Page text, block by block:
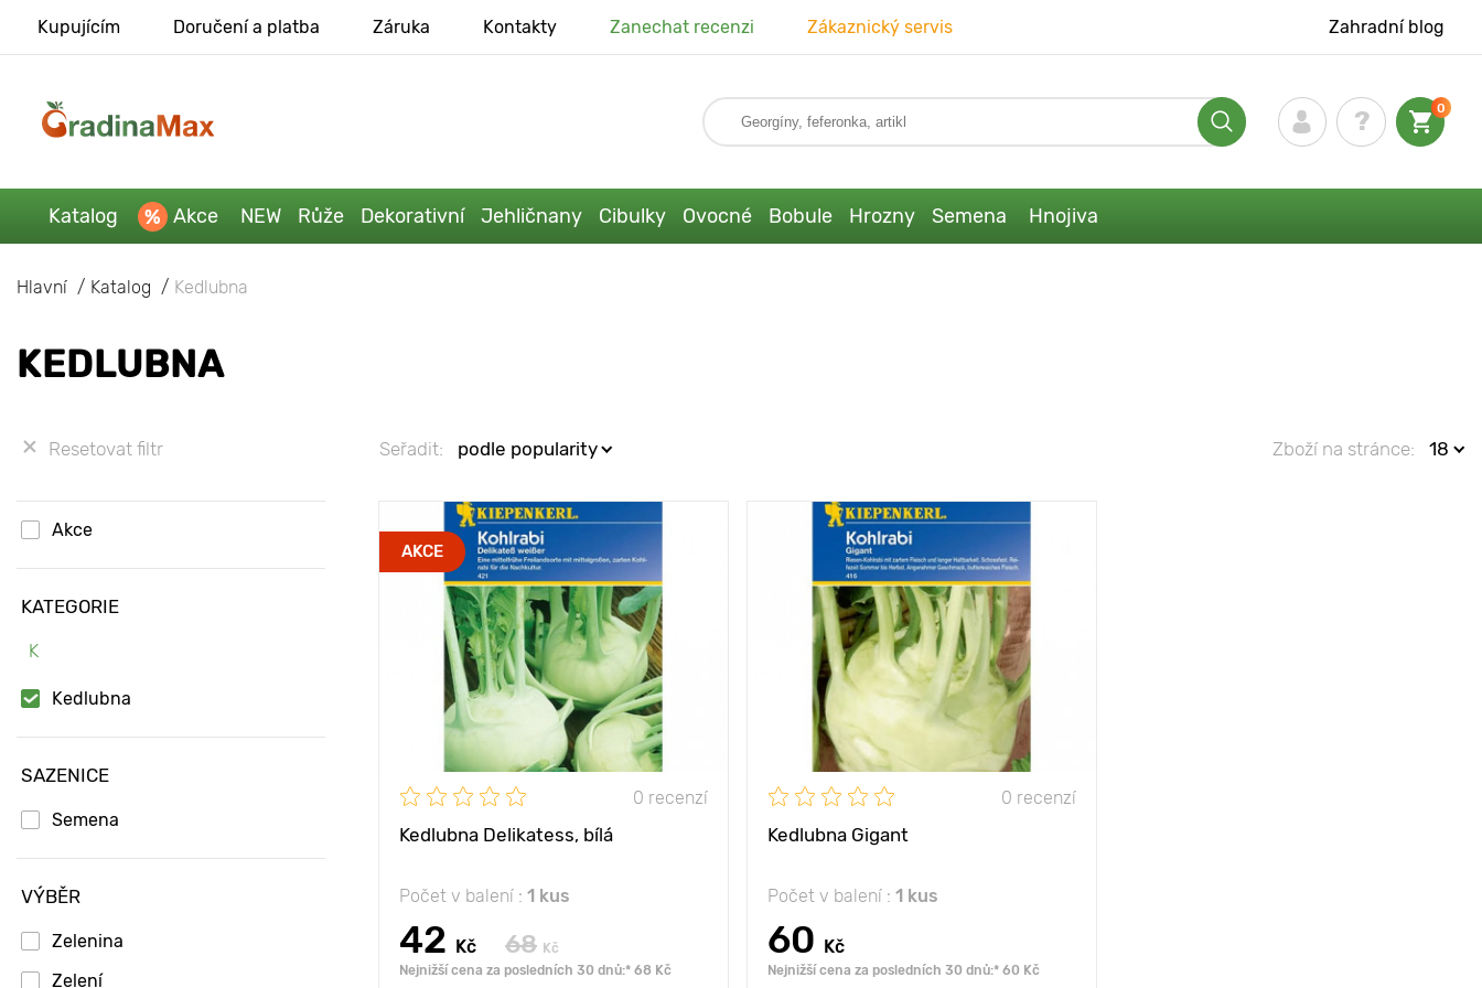
Kupujícím Doručení a platba Záruka Kontakty Zanechat recenzi Zákaznický servis Zahradní blog
0
Katalog Akce NEW Růže Dekorativní Jehličnany Cibulky Ovocné Bobule Hrozny Semena Hnojiva
Hlavní Katalog Kedlubna
KEDLUBNA
Resetovat filtr
Akce
KATEGORIE
K
Kedlubna
SAZENICE
Semena
VÝBĚR
Zelenina
Zelení
Seřadit: podle popularity Zboží na stránce: 18
AKCE
0 recenzí
Kedlubna Delikatess, bílá
Počet v balení : 1 kus
42 Kč 68 Kč
Nejnižší cena za posledních 30 dnů:* 68 Kč
Vzdálenost mezi
rostlinami
Poloha slunce
Úrodnost do 7 kg / m2
Hmotnost plodu do 1 kg
Vlastnosti masité plody
0 recenzí
Kedlubna Gigant
Počet v balení : 1 kus
60 Kč
Nejnižší cena za posledních 30 dnů:* 60 Kč
Vzdálenost mezi
Poloha slunce
Úrodnost do 7 kg / m2
Hmotnost plodu do 1 kg
Vlastnosti masité plody